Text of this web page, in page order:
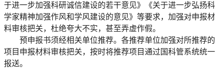
于进一步加强科研诚信建设的若干意见》《关于进一步弘扬科
学家精神加强作风和学风建设的意见》等要求，加强对申报材
料审核把关，杜绝夸大不实，甚至弄虚作假。
预申报书须经相关单位推荐。各推荐单位加强对所推荐的
项目申报材料审核把关，按时将推荐项目通过国科管系统统一
报送。